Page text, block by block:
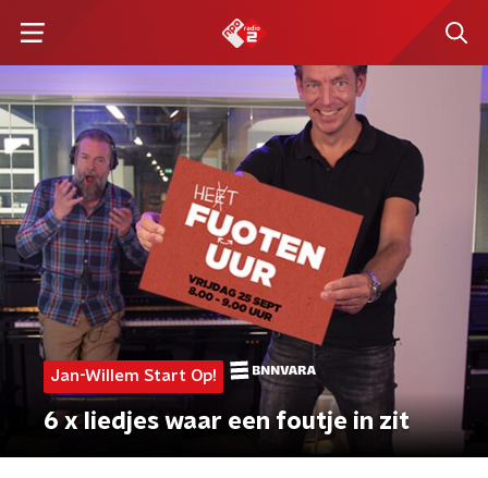
Jan-Willem Start Op!
6 x liedjes waar een foutje in zit